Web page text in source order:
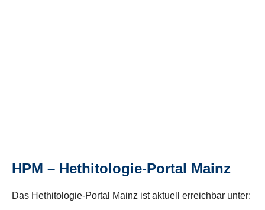
HPM – Hethitologie-Portal Mainz
Das Hethitologie-Portal Mainz ist aktuell erreichbar unter: